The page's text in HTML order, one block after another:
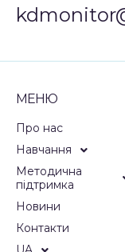
МЕНЮ
Про нас
Навчання
Методична
підтримка
Новини
Контакти